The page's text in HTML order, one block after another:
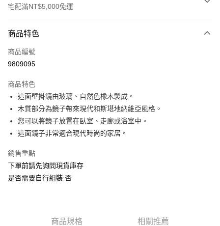
宅配滿NT$5,000免運
信用卡一次付款
信用卡分期付款
合作金庫商業銀行
華南商業銀行
彰化商業銀行
上海商業儲蓄銀行
台北富邦商業銀行
國泰世華商業銀行
兆豐國際商業銀行
臺灣中小企業銀行
台中商業銀行
聯邦商業銀行
元大商業銀行
台新國際商業銀行
6 期 0 利率 每期
華南商業銀行
彰化商業銀行
上海商業儲蓄銀行
台北富邦商業銀行
國泰世華商業銀行
兆豐國際商業銀行
匯豐（台灣）商業銀行
聯邦商業銀行
元大商業銀行
ATM付款
運送方式
商品特色
商品編號
9809095
商品特色
這面壁掛鏡由玻璃、自然色橡木製成。
木質部分為鏡子帶來現代和斯堪地納維亞風格。
您可以將鏡子放置在臥室、走廊或浴室中。
這面鏡子非常適合現代時尚的家居。
銷售重點
下單前請先詢問現貨庫存
是否需要自行組裝:否
商品規格 相關推薦